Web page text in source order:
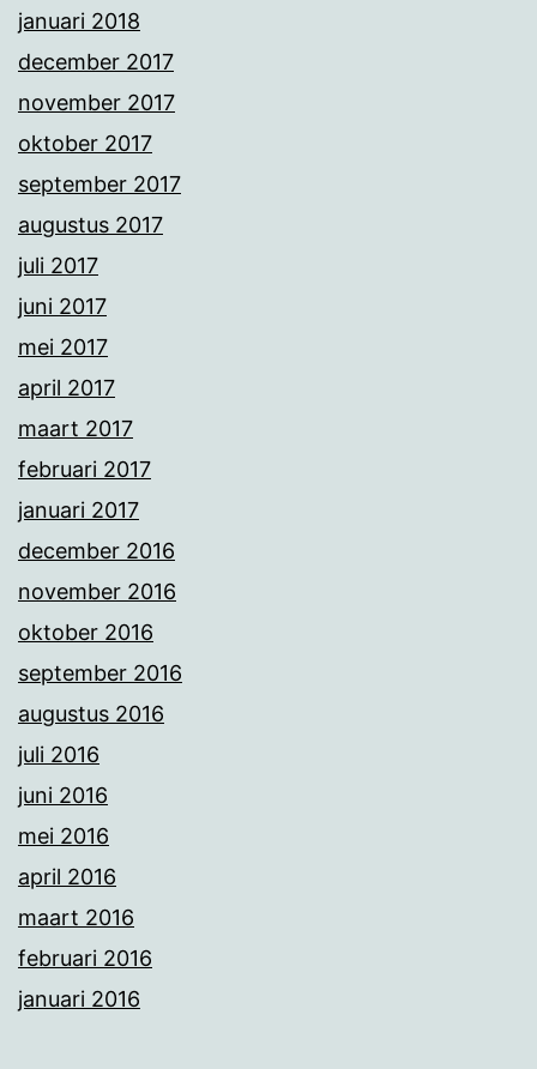
januari 2018
december 2017
november 2017
oktober 2017
september 2017
augustus 2017
juli 2017
juni 2017
mei 2017
april 2017
maart 2017
februari 2017
januari 2017
december 2016
november 2016
oktober 2016
september 2016
augustus 2016
juli 2016
juni 2016
mei 2016
april 2016
maart 2016
februari 2016
januari 2016